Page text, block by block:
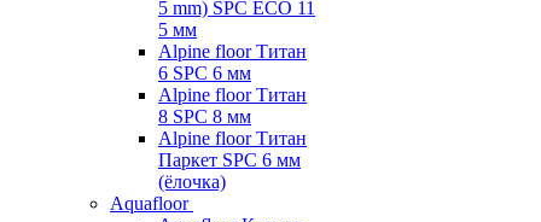
5 mm) SPC ECO 11
5 мм
Alpine floor Титан
6 SPC 6 мм
Alpine floor Титан
8 SPC 8 мм
Alpine floor Титан
Паркет SPC 6 мм
(ёлочка)
Aquafloor